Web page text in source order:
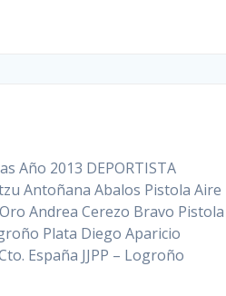
Año 2013 DEPORTISTA
Antoñana Abalos Pistola Aire
Andrea Cerezo Bravo Pistola
Plata Diego Aparicio
España JJPP – Logroño